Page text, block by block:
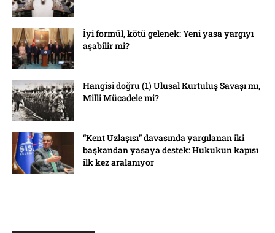
İyi formül, kötü gelenek: Yeni yasa yargıyı
aşabilir mi?
Hangisi doğru (1) Ulusal Kurtuluş Savaşı mı,
Milli Mücadele mi?
“Kent Uzlaşısı” davasında yargılanan iki
başkandan yasaya destek: Hukukun kapısı
ilk kez aralanıyor